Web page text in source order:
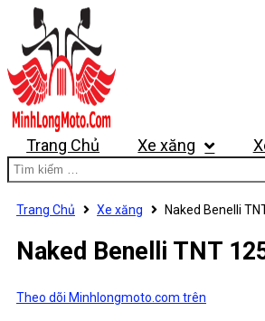
Trang Chủ Xe xăng
Trang Chủ Xe xăng Naked Benelli
Naked Benelli TNT
Theo dõi Minhlongmoto.com trên